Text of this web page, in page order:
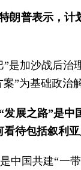
朗普表示，
是加沙战后
”为基础政治
展之路”是
待包括叙利
中国共建“一